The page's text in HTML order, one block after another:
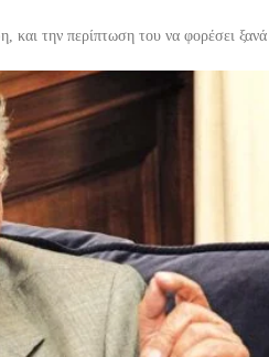
και την περίπτωση του να φορέσει